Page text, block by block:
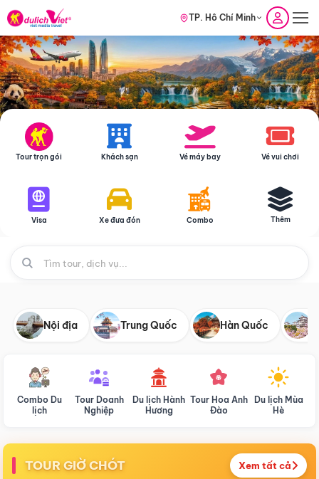
TP. Hồ Chí Minh
Tour trọn gói Khách sạn Vé máy bay Vé vui chơi
Visa Xe đưa đón Combo Thêm
Nội địa Trung Quốc Hàn Quốc
Combo Du
lịch
Tour Doanh
Nghiệp
Du lịch Hành
Hương
Tour Hoa Anh
Đào
Du lịch Mùa
Hè
TOUR GIỜ CHÓT Xem tất cả
Điểm nổi bật